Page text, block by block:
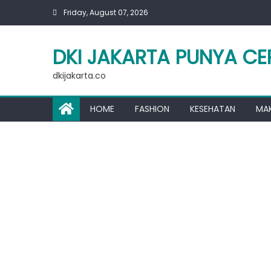
Friday, August 07, 2026
DKI JAKARTA PUNYA
dkijakarta.co
HOME FASHION KESEHATAN